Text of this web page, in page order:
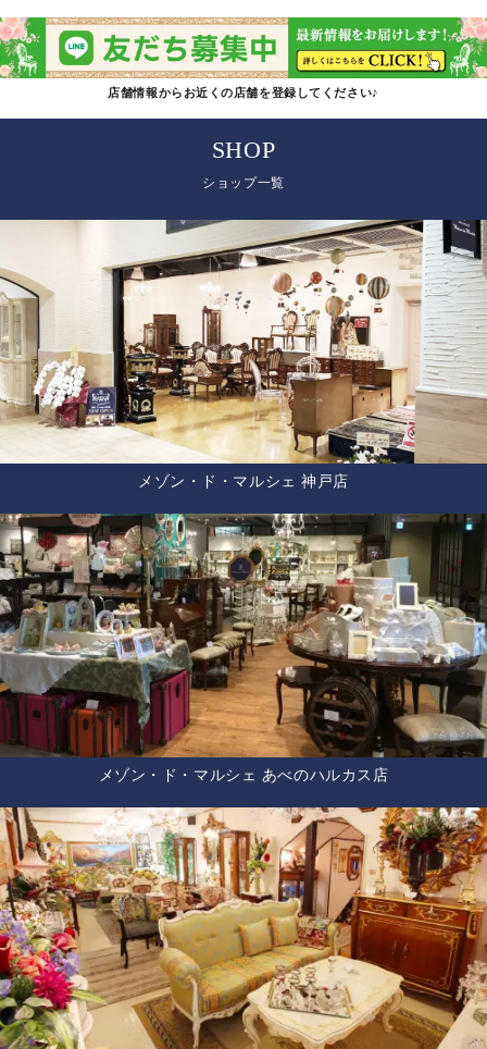
店舗情報からお近くの店舗を登録してください♪
SHOP
ショップ一覧
メゾン・ド・マルシェ 神戸店
メゾン・ド・マルシェ あべのハルカス店